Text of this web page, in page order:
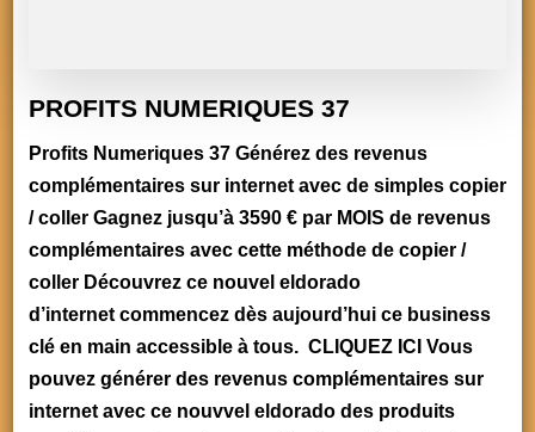
PROFITS NUMERIQUES 37
Profits Numeriques 37 Générez des revenus
complémentaires sur internet avec de simples copier
/ coller Gagnez jusqu’à 3590 € par MOIS de revenus
complémentaires avec cette méthode de copier /
coller Découvrez ce nouvel eldorado
d’internet commencez dès aujourd’hui ce business
clé en main accessible à tous. CLIQUEZ ICI Vous
pouvez générer des revenus complémentaires sur
internet avec ce nouvvel eldorado des produits